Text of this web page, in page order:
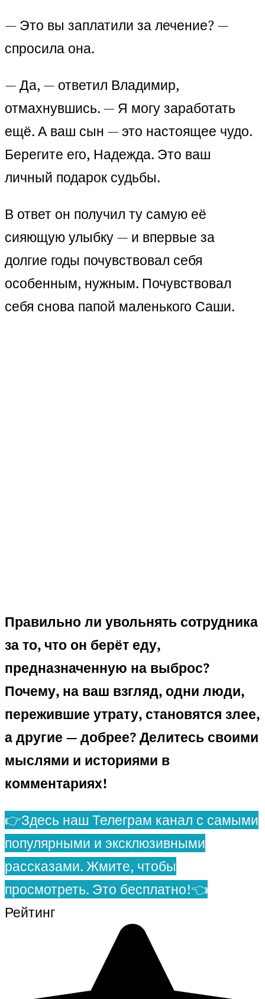
— Это вы заплатили за лечение? —
спросила она.
— Да, — ответил Владимир,
отмахнувшись. — Я могу заработать
ещё. А ваш сын — это настоящее чудо.
Берегите его, Надежда. Это ваш
личный подарок судьбы.
В ответ он получил ту самую её
сияющую улыбку — и впервые за
долгие годы почувствовал себя
особенным, нужным. Почувствовал
себя снова папой маленького Саши.
Правильно ли увольнять сотрудника
за то, что он берёт еду,
предназначенную на выброс?
Почему, на ваш взгляд, одни люди,
пережившие утрату, становятся злее,
а другие — добрее? Делитесь своими
мыслями и историями в
комментариях!
👉Здесь наш Телеграм канал с самыми
популярными и эксклюзивными
рассказами. Жмите, чтобы
просмотреть. Это бесплатно!👈
Рейтинг